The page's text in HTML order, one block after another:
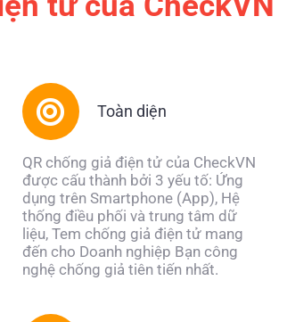
Toàn diện
QR chống giả điện tử của CheckVN
được cấu thành bởi 3 yếu tố: Ứng
dụng trên Smartphone (App), Hệ
thống điều phối và trung tâm dữ
liệu, Tem chống giả điện tử mang
đến cho Doanh nghiệp Bạn công
nghệ chống giả tiên tiến nhất.